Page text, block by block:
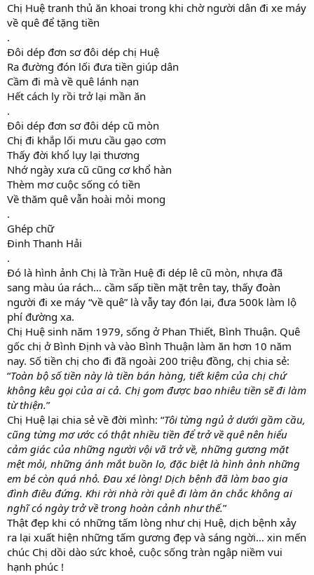
Chị Huệ tranh thủ ăn khoai trong khi chờ người dân đi xe máy
về quê để tặng tiền
.
Đôi dép đơn sơ đôi dép chị Huệ
Ra đường đón lối đưa tiền giúp dân
Cầm đi mà về quê lánh nạn
Hết cách ly rồi trở lại mần ăn
.
Đôi dép đơn sơ đôi dép cũ mòn
Chị đi khắp lối mưu cầu gạo cơm
Thấy đời khổ lụy lại thương
Nhớ ngày xưa cũ cũng cơ khổ hàn
Thèm mơ cuộc sống có tiền
Về thăm quê vẫn hoài mỏi mong
.
Ghép chữ
Đinh Thanh Hải
.
Đó là hình ảnh Chị là Trần Huệ đi dép lê cũ mòn, nhựa đã
sang màu úa rách… cầm sấp tiền mặt trên tay, thấy đoàn
người đi xe máy “về quê” là vẫy tay đón lại, đưa 500k làm lộ
phí đường xa.
Chị Huệ sinh năm 1979, sống ở Phan Thiết, Bình Thuận. Quê
gốc chị ở Bình Định và vào Bình Thuận làm ăn hơn 10 năm
nay. Số tiền chị cho đi đã ngoài 200 triệu đồng, chị chia sẻ:
“Toàn bộ số tiền này là tiền bán hàng, tiết kiệm của chị chứ
không kêu gọi của ai cả. Chị gom được bao nhiêu tiền sẽ đi làm
từ thiện.”
Chị Huệ lại chia sẻ về đời mình: “Tôi từng ngủ ở dưới gầm cầu,
cũng từng mơ ước có thật nhiều tiền để trở về quê nên hiểu
cảm giác của những người vội vã trở về, những gương mặt
mệt mỏi, những ánh mắt buồn lo, đặc biệt là hình ảnh những
em bé còn quá nhỏ. Đau xé lòng! Dịch bệnh đã làm bao gia
đình điêu đứng. Khi rời nhà rời quê đi làm ăn chắc không ai
nghĩ có ngày trở về trong hoàn cảnh như thế.”
Thật đẹp khi có những tấm lòng như chị Huệ, dịch bệnh xảy
ra lại xuất hiện những tấm gương đẹp và sáng ngời… xin mến
chúc Chị dồi dào sức khoẻ, cuộc sống tràn ngập niềm vui
hạnh phúc !